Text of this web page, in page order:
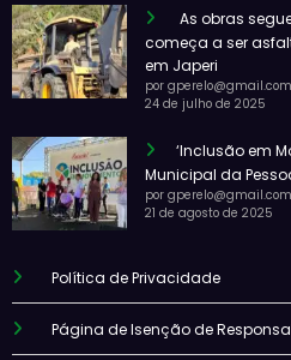
As obras
começa a ser
em Japeri
por gperelo@gmail.com
24 de julho de 2025
‘Inclusão em
Municipal da
por gperelo@gmail.com
21 de agosto de 2025
Política de Privacidade
Página de Isenção de